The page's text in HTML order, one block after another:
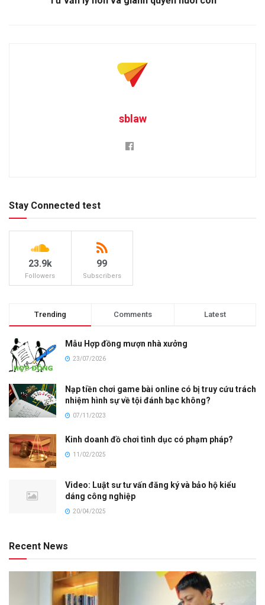
sblaw
Stay Connected test
23.9k
Followers
99
Subscribers
Trending Comments Latest
Mẫu Hợp đồng mượn nhà xưởng
23/07/2026
Nạp tiền chơi game bài online có bị truy cứu trách
nhiệm hình sự về tội đánh bạc không?
07/11/2023
Kinh doanh đồ chơi tình dục có phạm pháp?
11/02/2025
Video: Luật sư tư vấn đăng ký và bảo hộ kiểu
dáng công nghiệp
20/04/2025
Recent News